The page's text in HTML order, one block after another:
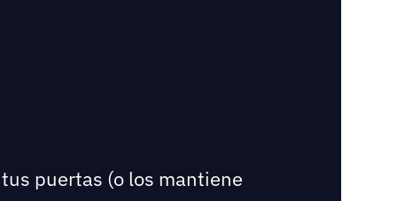
puertas (o los mantiene